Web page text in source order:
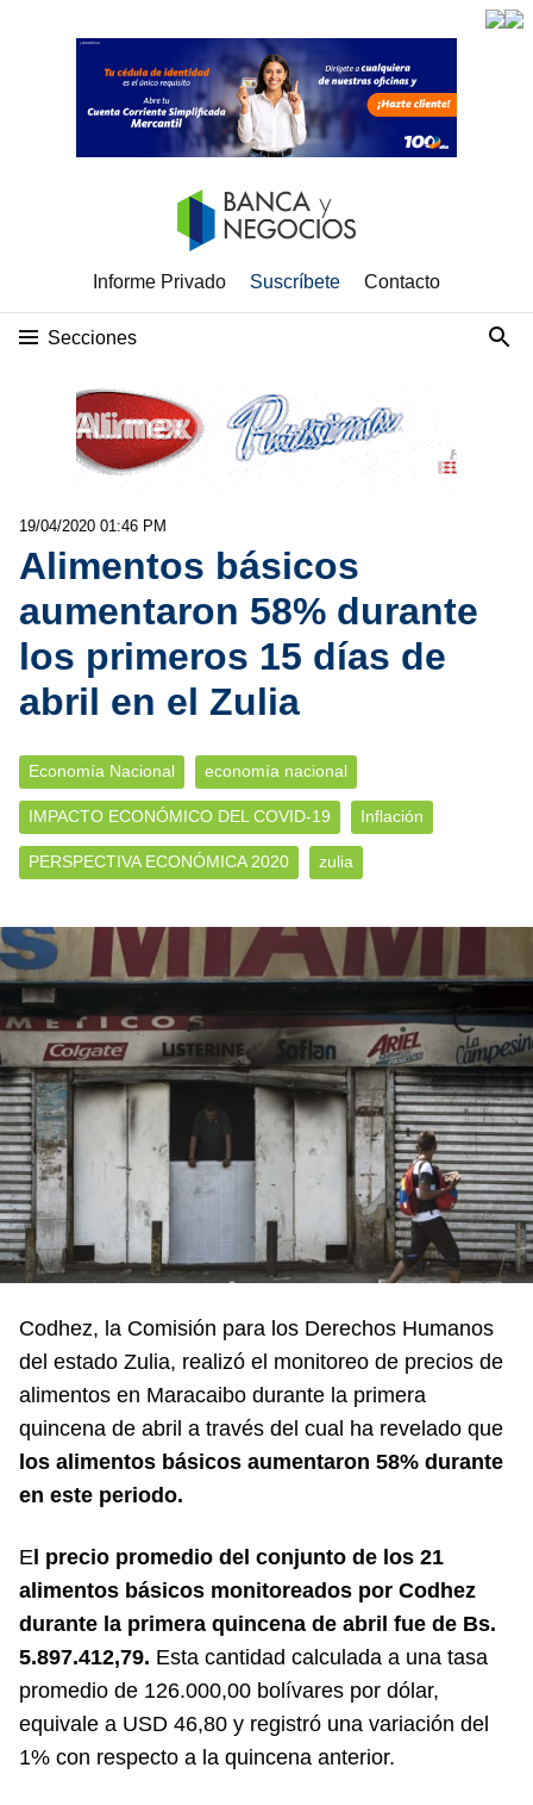
Informe Privado Suscríbete Contacto
Secciones
19/04/2020 01:46 PM
Alimentos básicos
aumentaron 58% durante
los primeros 15 días de
abril en el Zulia
Economía Nacional economía nacional
IMPACTO ECONÓMICO DEL COVID-19 Inflación
PERSPECTIVA ECONÓMICA 2020 zulia
Codhez, la Comisión para los Derechos Humanos
del estado Zulia, realizó el monitoreo de precios de
alimentos en Maracaibo durante la primera
quincena de abril a través del cual ha revelado que
los alimentos básicos aumentaron 58% durante
en este periodo.
El precio promedio del conjunto de los 21
alimentos básicos monitoreados por Codhez
durante la primera quincena de abril fue de Bs.
5.897.412,79. Esta cantidad calculada a una tasa
promedio de 126.000,00 bolívares por dólar,
equivale a USD 46,80 y registró una variación del
1% con respecto a la quincena anterior.